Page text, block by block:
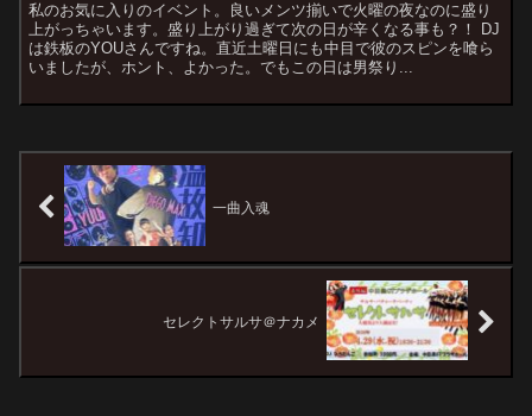
私のお気に入りのイベント。良いメンツ揃いで火曜の夜なのに盛り
上がっちゃいます。盛り上がり過ぎて次の日が辛くなる事も？！ DJ
は鉄板のYOUさんですね。直近土曜日にも中目で彼のスピンを喰ら
いましたが、ホント、よかった。でもこの日は男祭り...
一曲入魂
セレクトサルサ＠ナカメ